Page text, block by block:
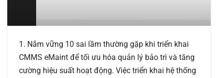
1. Nắm vững 10 sai lầm thường gặp khi triển khai
CMMS eMaint để tối ưu hóa quản lý bảo trì và tăng
cường hiệu suất hoạt động. Việc triển khai hệ thống